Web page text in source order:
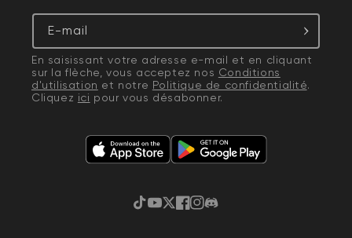
E-mail
En saisissant votre adresse e-mail et en cliquant
sur la flèche, vous acceptez nos Conditions
d'utilisation et notre Politique de confidentialité.
Cliquez ici pour vous désabonner.
TikTokYouTube
Gazouillement
Facebook
Instagram
Discorde